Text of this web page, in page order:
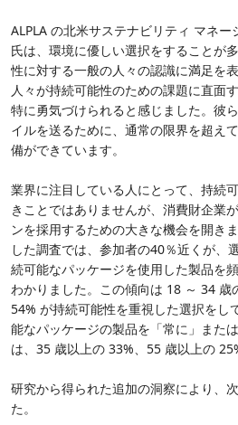
ALPLA の北米サステナビリティ マネ
氏は、環境に優しい選択をすることが
性に対する一般の人々の認識に満足を
人々が持続可能性のための課題に直面
特に勇気づけられると感じました。彼
イルを送るために、通常の限界を超え
備ができています。
業界に注目している人にとって、持続
きことではありませんが、消費財企業
ンを採用するための大きな機会を開き
した調査では、参加者の40％近くが、
続可能なパッケージを使用した製品を
わかりました。この傾向は 18 ～ 34 歳
54% が持続可能性を重視した選択をし
能なパッケージの製品を「常に」また
は、35 歳以上の 33%、55 歳以上の
研究から得られた追加の洞察により、
た。